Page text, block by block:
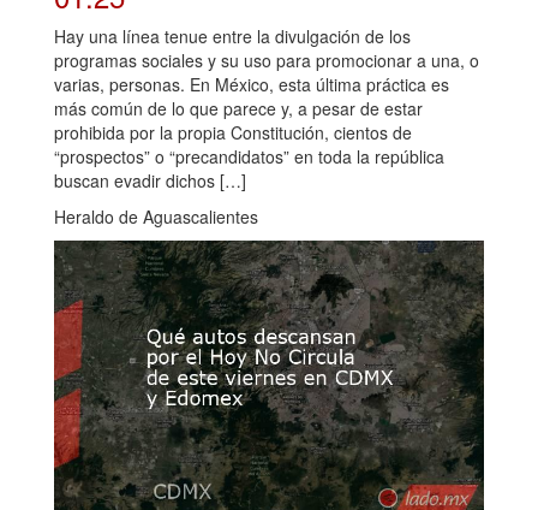
Hay una línea tenue entre la divulgación de los
programas sociales y su uso para promocionar a una, o
varias, personas. En México, esta última práctica es
más común de lo que parece y, a pesar de estar
prohibida por la propia Constitución, cientos de
“prospectos” o “precandidatos” en toda la república
buscan evadir dichos […]
Heraldo de Aguascalientes